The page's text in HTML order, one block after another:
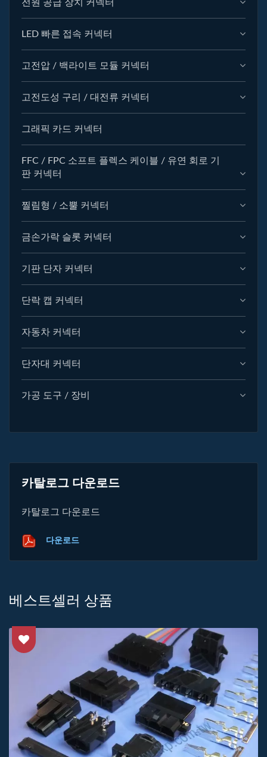
전원 공급 장치 커넥터
LED 빠른 접속 커넥터
고전압 / 백라이트 모듈 커넥터
고전도성 구리 / 대전류 커넥터
그래픽 카드 커넥터
FFC / FPC 소프트 플렉스 케이블 / 유연 회로 기
판 커넥터
찔림형 / 소뿔 커넥터
금손가락 슬롯 커넥터
기판 단자 커넥터
단락 캡 커넥터
자동차 커넥터
단자대 커넥터
가공 도구 / 장비
카탈로그 다운로드
카탈로그 다운로드
다운로드
베스트셀러 상품